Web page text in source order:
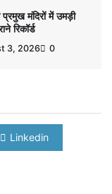
मंदिरों में उमड़ी
रिकॉर्ड
3, 2026 0
Linkedin